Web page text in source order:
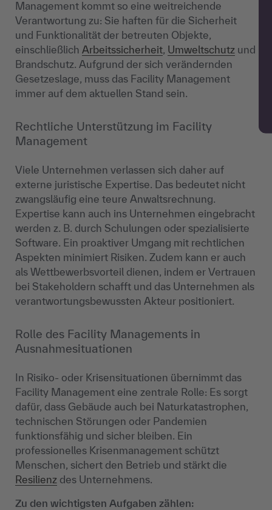
Management kommt so eine weitreichende
Verantwortung zu: Sie haften für die Sicherheit
und Funktionalität der betreuten Objekte,
einschließlich Arbeitssicherheit, Umweltschutz und
Brandschutz. Aufgrund der sich verändernden
Gesetzeslage, muss das Facility Management
immer auf dem aktuellen Stand sein.
Rechtliche Unterstützung im Facility
Management
Viele Unternehmen verlassen sich daher auf
externe juristische Expertise. Das bedeutet nicht
zwangsläufig eine teure Anwaltsrechnung.
Expertise kann auch ins Unternehmen eingebracht
werden z. B. durch Schulungen oder spezialisierte
Software. Ein proaktiver Umgang mit rechtlichen
Aspekten minimiert Risiken. Zudem kann er auch
als Wettbewerbsvorteil dienen, indem er Vertrauen
bei Stakeholdern schafft und das Unternehmen als
verantwortungsbewussten Akteur positioniert.
Rolle des Facility Managements in
Ausnahmesituationen
In Risiko- oder Krisensituationen übernimmt das
Facility Management eine zentrale Rolle: Es sorgt
dafür, dass Gebäude auch bei Naturkatastrophen,
technischen Störungen oder Pandemien
funktionsfähig und sicher bleiben. Ein
professionelles Krisenmanagement schützt
Menschen, sichert den Betrieb und stärkt die
Resilienz des Unternehmens.
Zu den wichtigsten Aufgaben zählen: